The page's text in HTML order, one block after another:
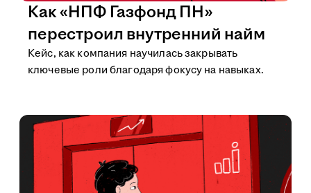
Как «НПФ Газфонд ПН»
перестроил внутренний найм
Кейс, как компания научилась закрывать
ключевые роли благодаря фокусу на навыках.